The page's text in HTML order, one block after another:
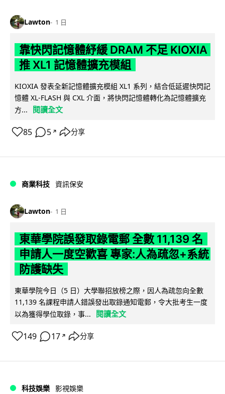
Lawton 1 日
靠快閃記憶體紓緩 DRAM 不足 KIOXIA
推 XL1 記憶體擴充模組
KIOXIA 發表全新記憶體擴充模組 XL1 系列，結合低延遲快閃記
憶體 XL-FLASH 與 CXL 介面，將快閃記憶體轉化為記憶體擴充
方...
閱讀全文
85 5 ↗ 分享
商業科技 資訊保安
Lawton 1 日
東華學院誤發取錄電郵 全數 11,139 名
申請人一度空歡喜 專家:人為疏忽+系統
防護缺失
東華學院今日（5 日）大學聯招放榜之際，因人為疏忽向全數
11,139 名課程申請人錯誤發出取錄通知電郵，令大批考生一度
以為獲得學位取錄，事...
閱讀全文
149 17 ↗ 分享
科技娛樂 影視娛樂